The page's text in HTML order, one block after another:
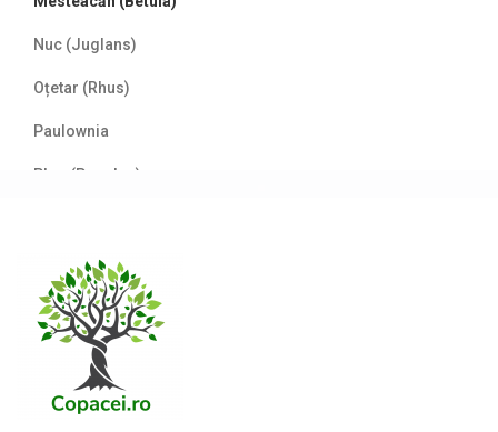
Nuc (Juglans)
Oțetar (Rhus)
Paulownia
Plop (Populus)
Salcâm (Robinia)
Salcie (Salix)
Stejar (Quercus)
Tei (Tilia)